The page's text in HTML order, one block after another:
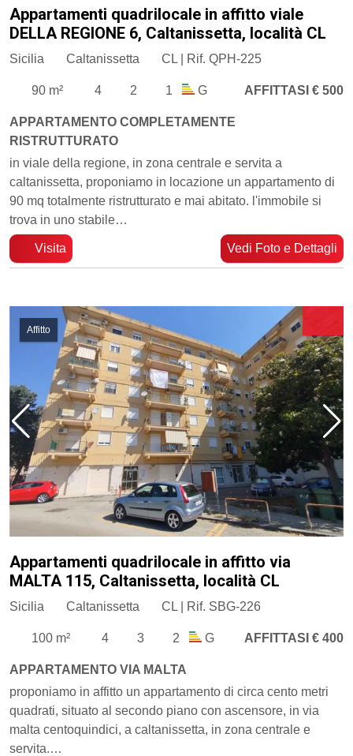
Appartamenti quadrilocale in affitto viale
DELLA REGIONE 6, Caltanissetta, località CL
Sicilia Caltanissetta CL | Rif. QPH-225
90 m² 4 2 1 G AFFITTASI € 500
APPARTAMENTO COMPLETAMENTE
RISTRUTTURATO
in viale della regione, in zona centrale e servita a
caltanissetta, proponiamo in locazione un appartamento di
90 mq totalmente ristrutturato e mai abitato. l'immobile si
trova in uno stabile…
Visita Vedi Foto e Dettagli
Affitto
Appartamenti quadrilocale in affitto via
MALTA 115, Caltanissetta, località CL
Sicilia Caltanissetta CL | Rif. SBG-226
100 m² 4 3 2 G AFFITTASI € 400
APPARTAMENTO VIA MALTA
proponiamo in affitto un appartamento di circa cento metri
quadrati, situato al secondo piano con ascensore, in via
malta centoquindici, a caltanissetta, in zona centrale e
servita.…